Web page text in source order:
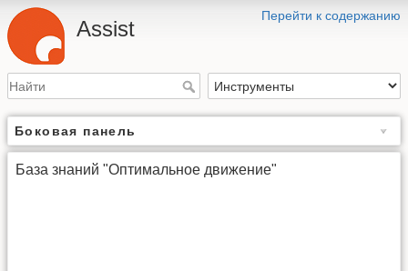
Перейти к содержанию
Assist
Боковая панель
База знаний "Оптимальное движение"